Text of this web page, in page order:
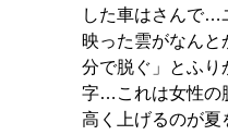
した車はさんで…
映った雲がなんと
分で脱ぐ」とふり
字…これは女性の
高く上げるのが